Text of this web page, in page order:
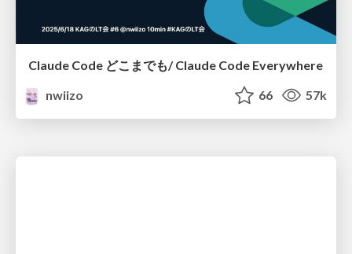
Claude Code どこまでも/ Claude Code Everywhere
nwiizo
66 57k